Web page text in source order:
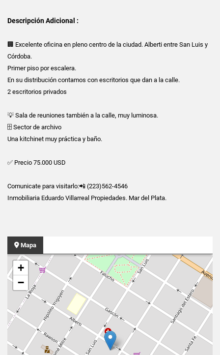
Descripción Adicional :
🏢 Excelente oficina en pleno centro de la ciudad. Alberti entre San Luis y
Córdoba.
Primer piso por escalera.
En su distribución contamos con escritorios que dan a la calle.
2 escritorios privados
💡 Sala de reuniones también a la calle, muy luminosa.
🗄️ Sector de archivo
Una kitchinet muy práctica y baño.
✅ Precio 75.000 USD
Comunicate para visitarlo:📲 (223)562-4546
Inmobiliaria Eduardo Villarreal Propiedades. Mar del Plata.
Mapa
+
−